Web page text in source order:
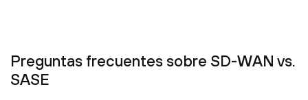
Preguntas frecuentes sobre SD-WAN vs.
SASE